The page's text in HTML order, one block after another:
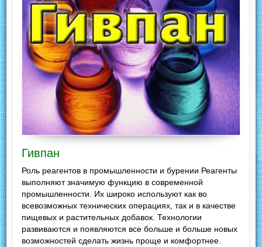
Гивпан
Роль реагентов в промышленности и бурении Реагенты
выполняют значимую функцию в современной
промышленности. Их широко используют как во
всевозможных технических операциях, так и в качестве
пищевых и растительных добавок. Технологии
развиваются и появляются все больше и больше новых
возможностей сделать жизнь проще и комфортнее.